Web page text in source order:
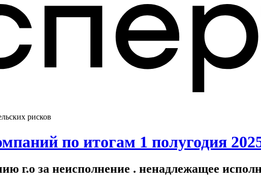
рисков
по итогам 1 полугодия
г.о за неисполнение . ненадлежащее